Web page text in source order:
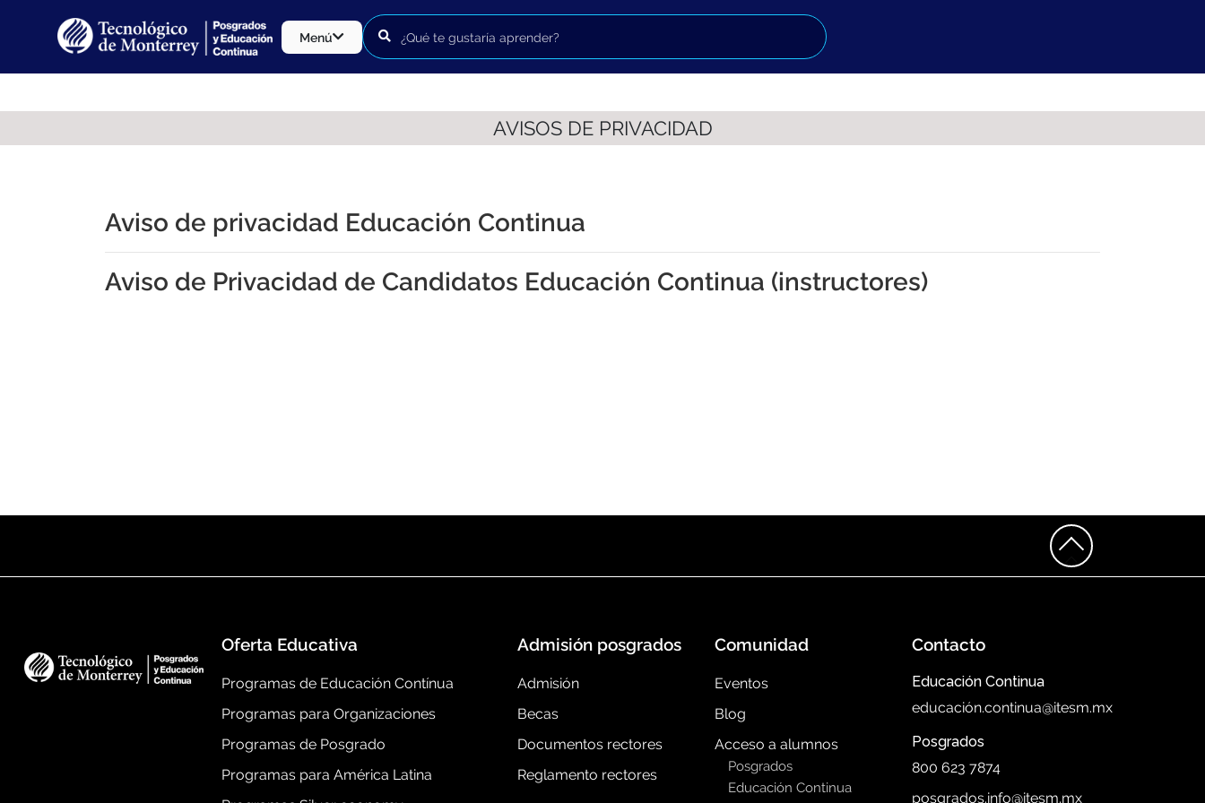
Menú
AVISOS DE PRIVACIDAD
Aviso de privacidad Educación Continua
Aviso de Privacidad de Candidatos Educación Continua (instructores)
Oferta Educativa
Programas de Educación Contínua
Programas para Organizaciones
Programas de Posgrado
Programas para América Latina
Admisión posgrados
Admisión
Becas
Documentos rectores
Reglamento rectores
Comunidad
Eventos
Blog
Acceso a alumnos
Posgrados
Educación Continua
Contacto
Educación Continua
educación.continua@itesm.mx
Posgrados
800 623 7874
posgrados.info@itesm.mx